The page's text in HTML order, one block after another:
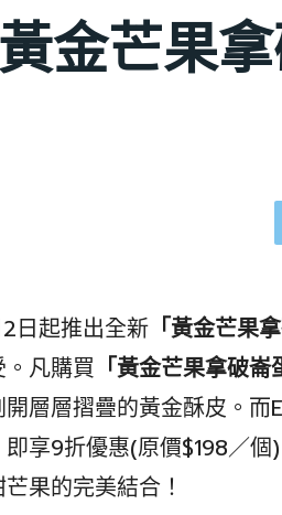
金芒果
日起推出全新 「黃金芒果
。凡購買 「黃金芒果拿破崙
層層摺疊的黃金酥皮。而
享9折優惠(原價$198／個
果的完美結合！